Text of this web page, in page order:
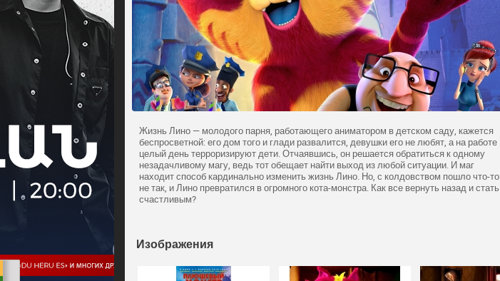
Жизнь Лино — молодого парня, работающего аниматором в детском саду, кажется
беспросветной: его дом того и глади развалится, девушки его не любят, а на работе
целый день терроризируют дети. Отчаявшись, он решается обратиться к одному
незадачливому магу, ведь тот обещает найти выход из любой ситуации. И маг
находит способ кардинально изменить жизнь Лино. Но, с колдовством пошло что-то
не так, и Лино превратился в огромного кота-монстра. Как все вернуть назад и стать
счастливым?
Изображения